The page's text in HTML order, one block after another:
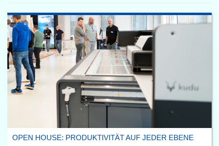
OPEN HOUSE: PRODUKTIVITÄT AUF JEDER EBENE